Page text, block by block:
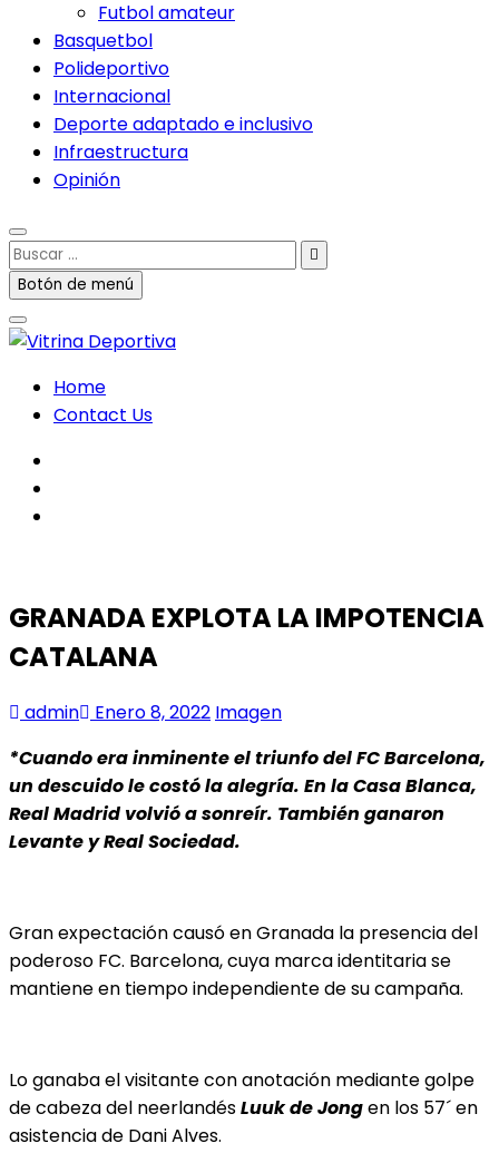
Futbol amateur
Basquetbol
Polideportivo
Internacional
Deporte adaptado e inclusivo
Infraestructura
Opinión
Buscar
…Botón de menú
Home
Contact Us
GRANADA EXPLOTA LA IMPOTENCIA
CATALANA
admin Enero 8, 2022 Imagen
*Cuando era inminente el triunfo del FC Barcelona,
un descuido le costó la alegría. En la Casa Blanca,
Real Madrid volvió a sonreír. También ganaron
Levante y Real Sociedad.
Gran expectación causó en Granada la presencia del
poderoso FC. Barcelona, cuya marca identitaria se
mantiene en tiempo independiente de su campaña.
Lo ganaba el visitante con anotación mediante golpe
de cabeza del neerlandésLuuk de Jongen los 57´ en
asistencia de Dani Alves.